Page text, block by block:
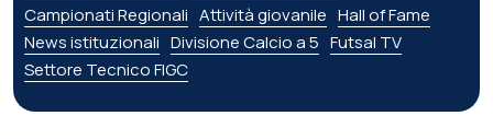
Campionati Regionali Attività giovanile Hall of Fame
News istituzionali Divisione Calcio a 5 Futsal TV
Settore Tecnico FIGC